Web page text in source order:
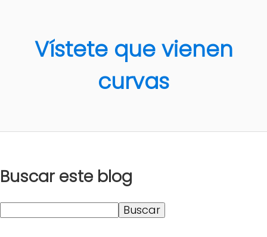
Vístete que vienen
curvas
Buscar este blog